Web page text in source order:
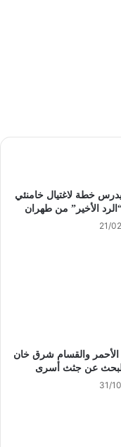
خطة لاغتيال خامنئي
“الرد الأخير” من طهران
21/
الأحمر والقسام شرق خان
عن جثث أسرى
31/